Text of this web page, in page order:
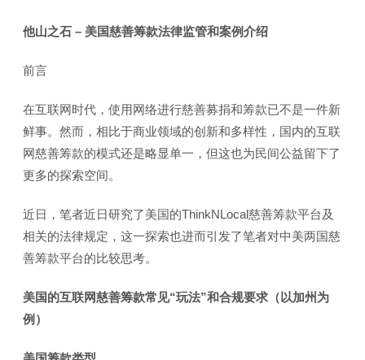
他山之石 – 美国慈善筹款法律监管和案例介绍
前言
在互联网时代，使用网络进行慈善募捐和筹款已不是一件新
鲜事。然而，相比于商业领域的创新和多样性，国内的互联
网慈善筹款的模式还是略显单一，但这也为民间公益留下了
更多的探索空间。
近日，笔者近日研究了美国的ThinkNLocal慈善筹款平台及
相关的法律规定，这一探索也进而引发了笔者对中美两国慈
善筹款平台的比较思考。
美国的互联网慈善筹款常见“玩法”和合规要求（以加州为
例）